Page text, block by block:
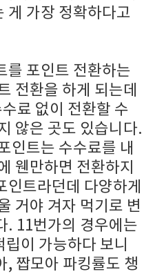
게 가장 정확하다고
를 포인트 전환하는
전환을 하게 되는데
료 없이 전환할 수
않은 곳도 있습니다.
인트는 수수료를 내
웬만하면 전환하지
트라던데 다양하게
거야 겨자 먹기로 변
. 11번가의 경우에는
이 가능하다 보니
, 짭모아 파킹률도 챙